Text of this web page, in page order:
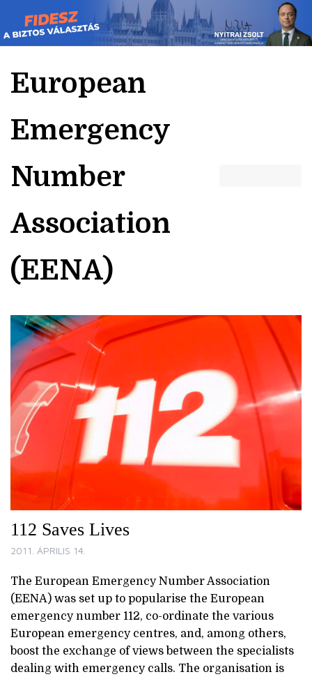
Skip
to
content
European
Emergency
Number
Association
(EENA)
112 Saves Lives
2011. ÁPRILIS 14.
The European Emergency Number Association
(EENA) was set up to popularise the European
emergency number 112, co-ordinate the various
European emergency centres, and, among others,
boost the exchange of views between the specialists
dealing with emergency calls. The organisation is